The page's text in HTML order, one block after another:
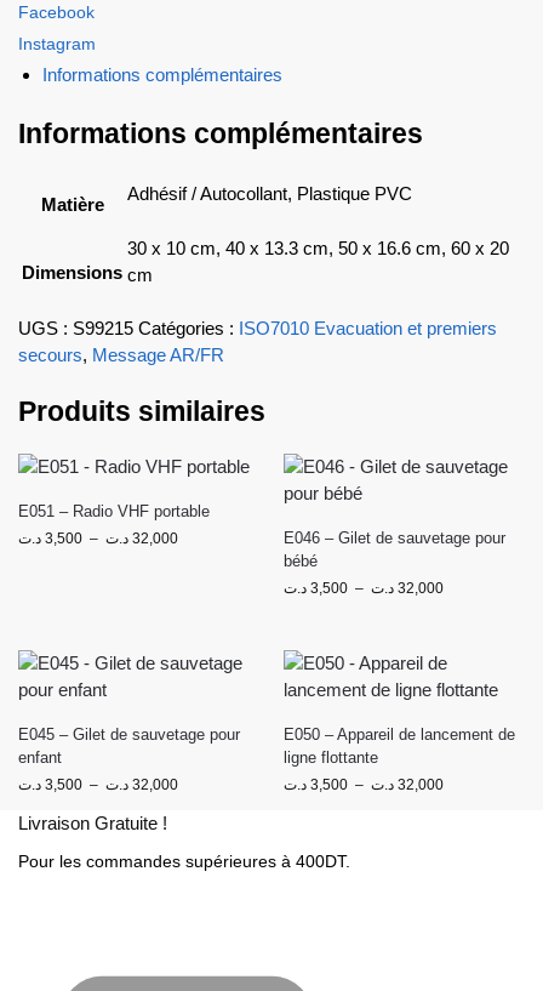
Facebook
Instagram
Informations complémentaires
Informations complémentaires
Matière
Adhésif / Autocollant, Plastique PVC
Dimensions
30 x 10 cm, 40 x 13.3 cm, 50 x 16.6 cm, 60 x 20
cm
UGS : S99215 Catégories : ISO7010 Evacuation et premiers
secours, Message AR/FR
Produits similaires
E051 – Radio VHF portable
3,500 د.ت – 32,000 د.ت
E046 – Gilet de sauvetage pour
bébé
3,500 د.ت – 32,000 د.ت
E045 – Gilet de sauvetage pour
enfant
3,500 د.ت – 32,000 د.ت
E050 – Appareil de lancement de
ligne flottante
3,500 د.ت – 32,000 د.ت
Livraison Gratuite !
Pour les commandes supérieures à 400DT.